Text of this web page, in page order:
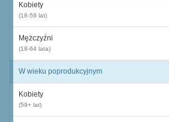
Kobiety
(18-59 lat)
Mężczyźni
(18-64 lata)
W wieku poprodukcyjnym
Kobiety
(59+ lat)